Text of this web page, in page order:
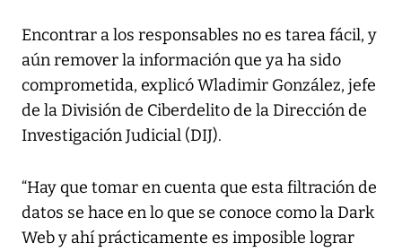
Encontrar a los responsables no es tarea fácil, y
aún remover la información que ya ha sido
comprometida, explicó Wladimir González, jefe
de la División de Ciberdelito de la Dirección de
Investigación Judicial (DIJ).
“Hay que tomar en cuenta que esta filtración de
datos se hace en lo que se conoce como la Dark
Web y ahí prácticamente es imposible lograr